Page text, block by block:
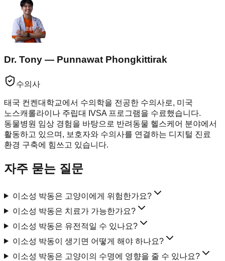
Dr. Tony — Punnawat Phongkittirak
수의사
태국 컨켄대학교에서 수의학을 전공한 수의사로, 미국
노스캐롤라이나 주립대 IVSA 프로그램을 수료했습니다.
동물병원 임상 경험을 바탕으로 반려동물 헬스케어 분야에서
활동하고 있으며, 보호자와 수의사를 연결하는 디지털 진료
환경 구축에 힘쓰고 있습니다.
자주 묻는 질문
이소성 박동은 고양이에게 위험한가요?
이소성 박동은 치료가 가능한가요?
이소성 박동은 유전적일 수 있나요?
이소성 박동이 생기면 어떻게 해야 하나요?
이소성 박동은 고양이의 수명에 영향을 줄 수 있나요?